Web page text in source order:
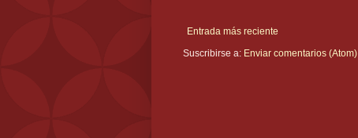
Entrada más reciente
Suscribirse a: Enviar comentarios (Atom)